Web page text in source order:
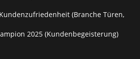
(Branche Türen,
2025 (Kundenbegeisterung)